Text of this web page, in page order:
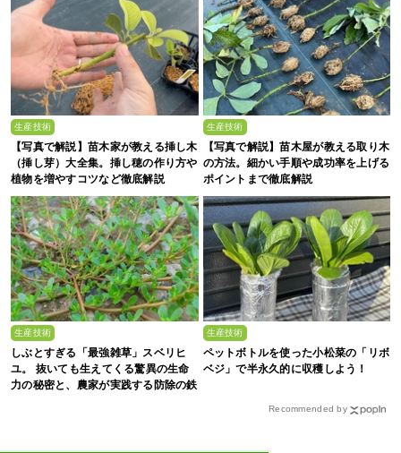
生産技術
【写真で解説】苗木家が教える挿し木
（挿し芽）大全集。挿し穂の作り方や
植物を増やすコツなど徹底解説
生産技術
【写真で解説】苗木屋が教える取り木
の方法。細かい手順や成功率を上げる
ポイントまで徹底解説
生産技術
しぶとすぎる「最強雑草」スベリヒ
ユ。 抜いても生えてくる驚異の生命
力の秘密と、農家が実践する防除の鉄
生産技術
ペットボトルを使った小松菜の「リボ
ベジ」で半永久的に収穫しよう！
Recommended by